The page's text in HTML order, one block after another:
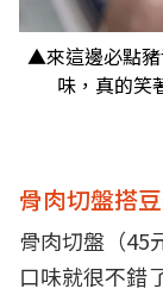
▲來這邊必點豬
味，真的笑
骨肉切盤搭
骨肉切盤（45
口味就很不錯